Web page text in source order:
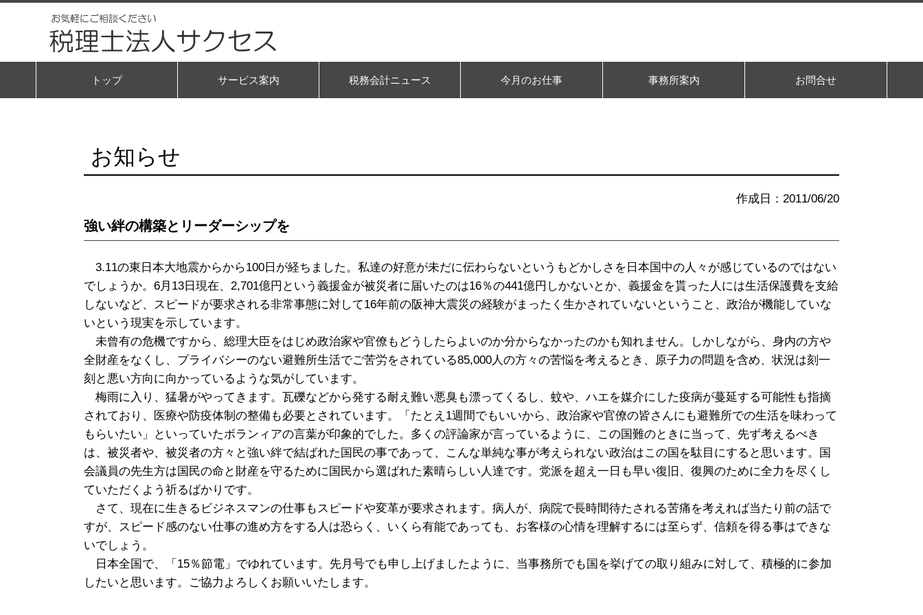
トップ サービス案内 税務会計ニュース 今月のお仕事 事務所案内 お問合せ
お知らせ
作成日：2011/06/20
強い絆の構築とリーダーシップを
3.11の東日本大地震からから100日が経ちました。私達の好意が未だに伝わらないというもどかしさを日本国中の人々が感じているのではない
でしょうか。6月13日現在、2,701億円という義援金が被災者に届いたのは16％の441億円しかないとか、義援金を貰った人には生活保護費を支給
しないなど、スピードが要求される非常事態に対して16年前の阪神大震災の経験がまったく生かされていないということ、政治が機能していな
いという現実を示しています。
未曾有の危機ですから、総理大臣をはじめ政治家や官僚もどうしたらよいのか分からなかったのかも知れません。しかしながら、身内の方や
全財産をなくし、プライバシーのない避難所生活でご苦労をされている85,000人の方々の苦悩を考えるとき、原子力の問題を含め、状況は刻一
刻と悪い方向に向かっているような気がしています。
梅雨に入り、猛暑がやってきます。瓦礫などから発する耐え難い悪臭も漂ってくるし、蚊や、ハエを媒介にした疫病が蔓延する可能性も指摘
されており、医療や防疫体制の整備も必要とされています。「たとえ1週間でもいいから、政治家や官僚の皆さんにも避難所での生活を味わって
もらいたい」といっていたボランィアの言葉が印象的でした。多くの評論家が言っているように、この国難のときに当って、先ず考えるべき
は、被災者や、被災者の方々と強い絆で結ばれた国民の事であって、こんな単純な事が考えられない政治はこの国を駄目にすると思います。国
会議員の先生方は国民の命と財産を守るために国民から選ばれた素晴らしい人達です。党派を超え一日も早い復旧、復興のために全力を尽くし
ていただくよう祈るばかりです。
さて、現在に生きるビジネスマンの仕事もスピードや変革が要求されます。病人が、病院で長時間待たされる苦痛を考えれば当たり前の話で
すが、スピード感のない仕事の進め方をする人は恐らく、いくら有能であっても、お客様の心情を理解するには至らず、信頼を得る事はできな
いでしょう。
日本全国で、「15％節電」でゆれています。先月号でも申し上げましたように、当事務所でも国を挙げての取り組みに対して、積極的に参加
したいと思います。ご協力よろしくお願いいたします。